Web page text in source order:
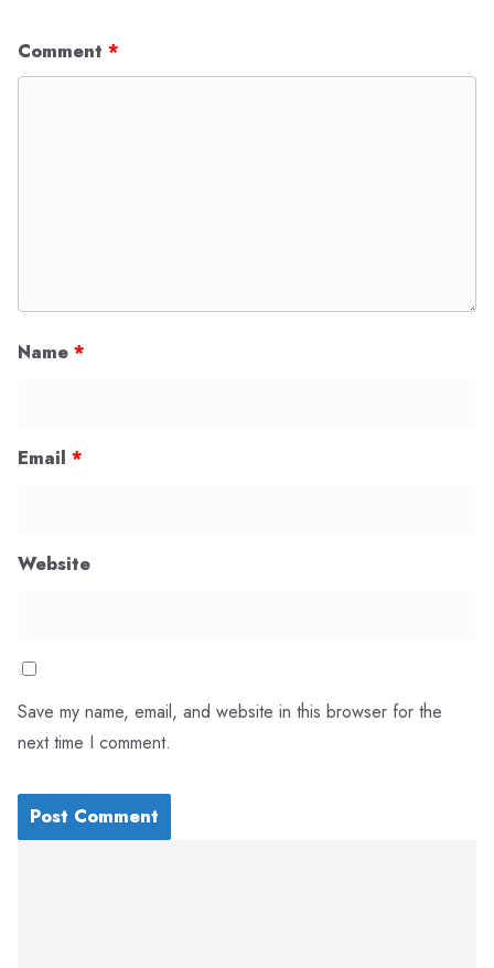
Comment *
Name *
Email *
Website
Save my name, email, and website in this browser for the
next time I comment.